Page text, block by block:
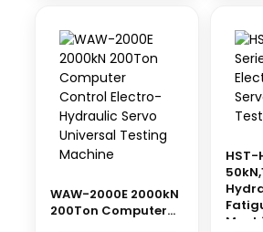
WAW-2000E 2000kN
200Ton Computer
HST-